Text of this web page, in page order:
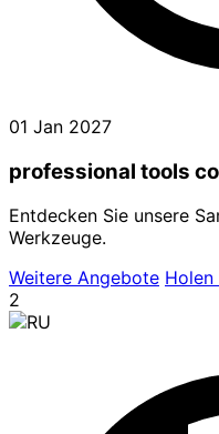
01 Jan 2027
professional tools
Entdecken Sie unsere
Werkzeuge.
Weitere Angebote
2